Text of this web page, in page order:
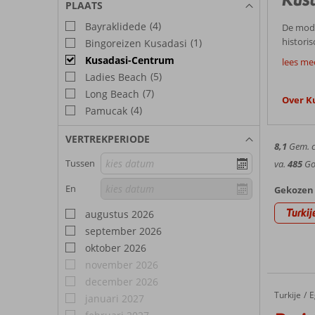
PLAATS
Bayraklidede (4)
Bingoreizen Kusadasi (1)
Kusadasi-Centrum
Ladies Beach (5)
Long Beach (7)
Pamucak (4)
VERTREKPERIODE
Tussen
En
augustus 2026
september 2026
oktober 2026
november 2026
december 2026
januari 2027
De
niets
vind je
Een
in alle
te
Je hebt
In april
naar
lees
Over
8,1 Gem.
va. 485
Home
Turkije
Derici